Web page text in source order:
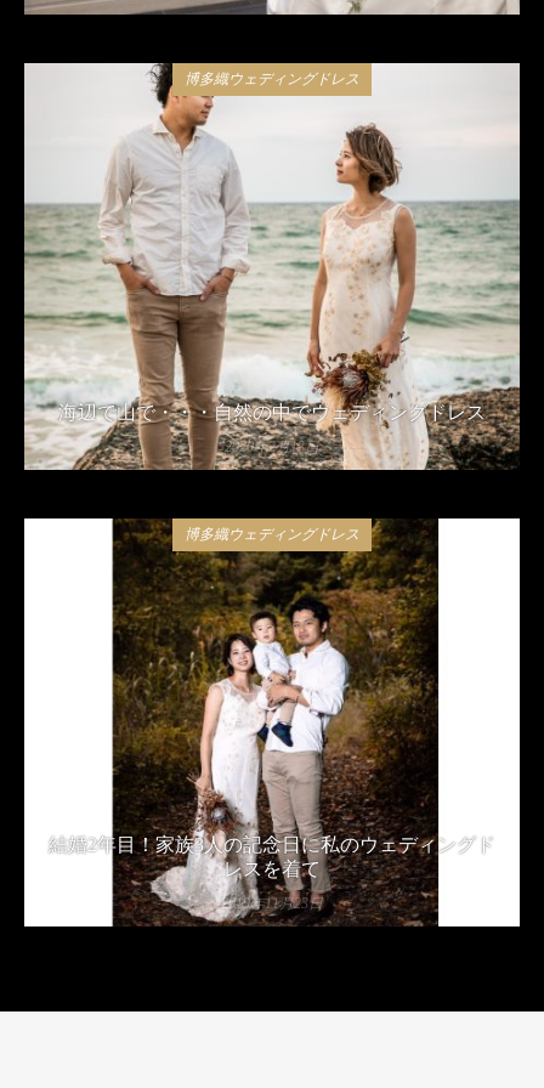
博多織ウェディングドレス
海辺で山で・・・自然の中でウェディングドレス
2020年2月13日
博多織ウェディングドレス
結婚2年目！家族3人の記念日に私のウェディングド
レスを着て
2019年11月23日